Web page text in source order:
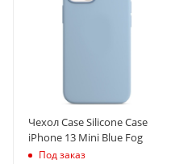
Чехол Case Silicone Case
iPhone 13 Mini Blue Fog
Под заказ